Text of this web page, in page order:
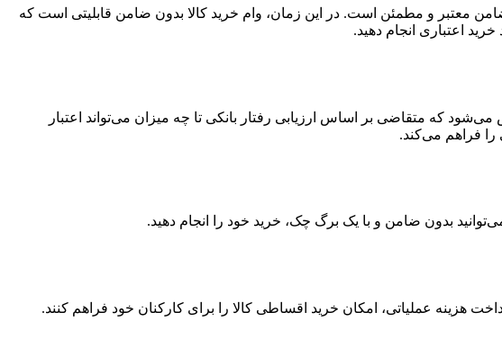
معتبر و مطمئن است. در این زمان، وام خرید کالا بدون ضامن قابلیتی است که
اعتباری انجام دهید.
که متقاضی بر اساس ارزیابی رفتار بانکی تا چه میزان می‌تواند اعتبار
فراهم می‌کند.
بدون ضامن و با یک برگ چک، خرید خود را انجام دهید.
هزینه عملیاتی، امکان خرید اقساطی کالا را برای کارکنان خود فراهم کنند.